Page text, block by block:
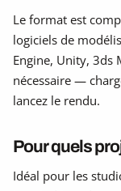
Le format est
logiciels de
Engine, Unity, 3ds
nécessaire —
lancez le rendu.
Pour quels
Idéal pour les